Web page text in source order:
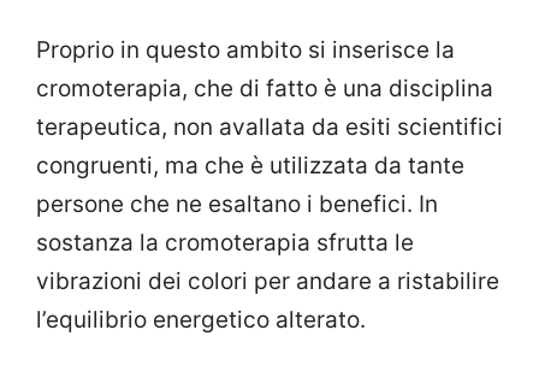
Proprio in questo ambito si inserisce la
cromoterapia, che di fatto è una disciplina
terapeutica, non avallata da esiti scientifici
congruenti, ma che è utilizzata da tante
persone che ne esaltano i benefici. In
sostanza la cromoterapia sfrutta le
vibrazioni dei colori per andare a ristabilire
l’equilibrio energetico alterato.